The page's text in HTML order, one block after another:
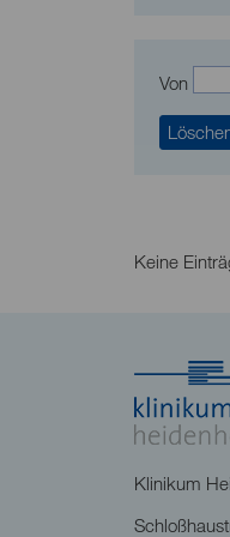
Von
Keine
Klinikum